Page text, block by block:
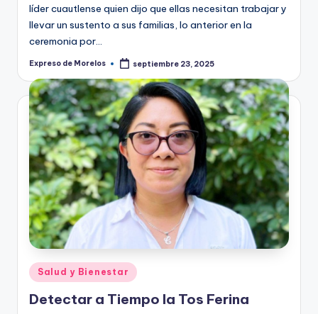
líder cuautlense quien dijo que ellas necesitan trabajar y
llevar un sustento a sus familias, lo anterior en la
ceremonia por…
Publicado
Expreso de Morelos septiembre 23, 2025
Publicado
en
Salud y Bienestar
Detectar a Tiempo la Tos Ferina